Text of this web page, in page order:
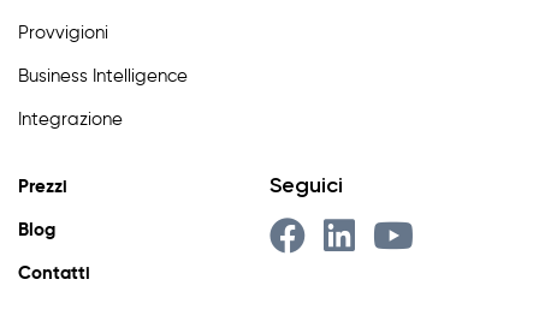
Provvigioni
Business Intelligence
Integrazione
Prezzi
Blog
Contatti
Seguici